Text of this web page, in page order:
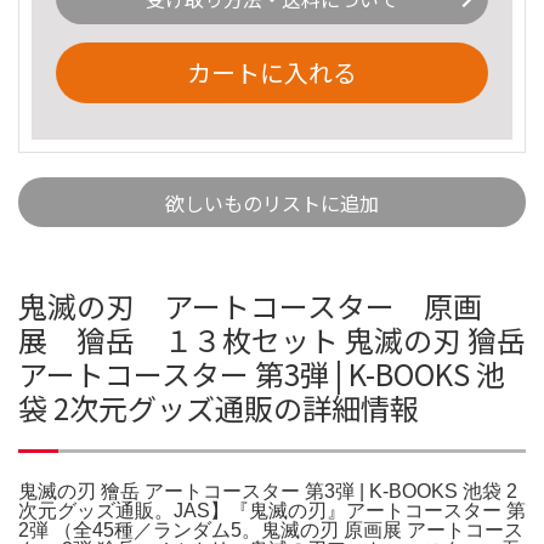
カートに入れる
欲しいものリストに追加
鬼滅の刃 アートコースター 原画
展 獪岳 １３枚セット 鬼滅の刃 獪岳
アートコースター 第3弾 | K-BOOKS 池
袋 2次元グッズ通販の詳細情報
鬼滅の刃 獪岳 アートコースター 第3弾 | K-BOOKS 池袋 2
次元グッズ通販。JAS】『鬼滅の刃』アートコースター 第
2弾 （全45種／ランダム5。鬼滅の刃 原画展 アートコース